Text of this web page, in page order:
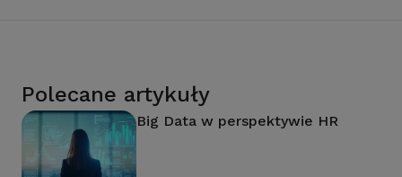
Polecane artykuły
Big Data w perspektywie HR